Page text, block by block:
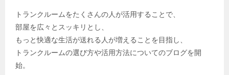
トランクルームをたくさんの人が活用することで、
部屋を広々とスッキリとし、
もっと快適な生活が送れる人が増えることを目指し、
トランクルームの選び方や活用方法についてのブログを開
始。